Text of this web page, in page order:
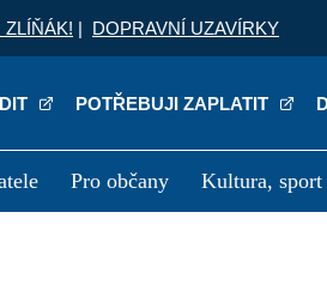
ZLÍŇÁK! | DOPRAVNÍ UZAVÍRKY
POTŘEBUJI ZAPLATIT
Pro občany Kultura, sport